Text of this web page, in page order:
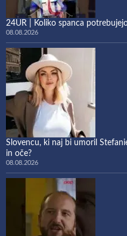
24UR | Koliko spanca
08.08.2026
Slovencu, ki naj bi umoril
in oče?
08.08.2026